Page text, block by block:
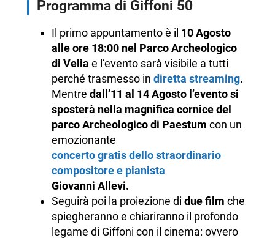
Programma di Giffoni 50
Il primo appuntamento è il 10 Agosto
alle ore 18:00 nel Parco Archeologico
di Velia e l’evento sarà visibile a tutti
perché trasmesso in diretta streaming.
Mentre dall’11 al 14 Agosto l’evento si
sposterà nella magnifica cornice del
parco Archeologico di Paestum con un
emozionante
concerto gratis dello straordinario
compositore e pianista
Giovanni Allevi.
Seguirà poi la proiezione di due film che
spiegheranno e chiariranno il profondo
legame di Giffoni con il cinema: ovvero